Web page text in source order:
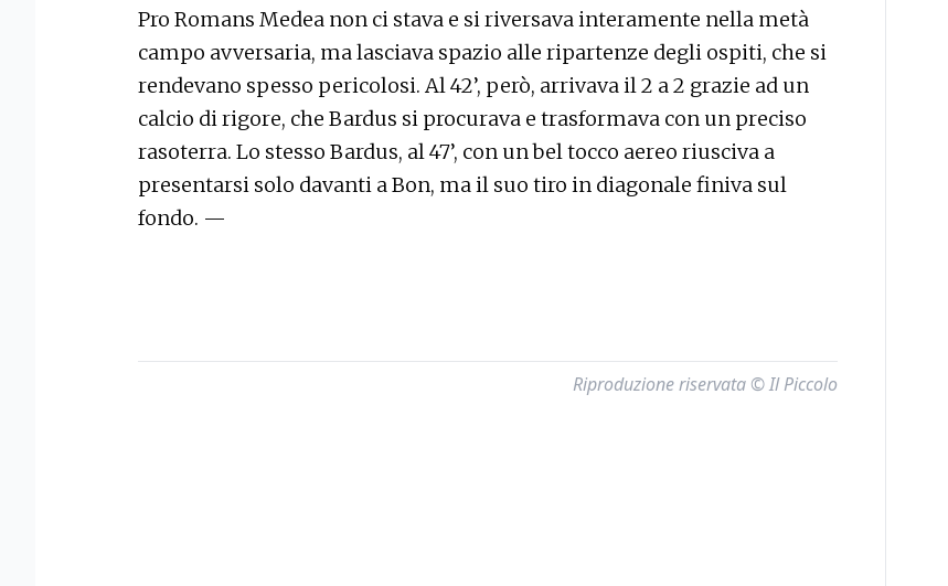
Pro Romans Medea non ci stava e si riversava interamente nella metà
campo avversaria, ma lasciava spazio alle ripartenze degli ospiti, che si
rendevano spesso pericolosi. Al 42’, però, arrivava il 2 a 2 grazie ad un
calcio di rigore, che Bardus si procurava e trasformava con un preciso
rasoterra. Lo stesso Bardus, al 47’, con un bel tocco aereo riusciva a
presentarsi solo davanti a Bon, ma il suo tiro in diagonale finiva sul
fondo. —
Riproduzione riservata © Il Piccolo